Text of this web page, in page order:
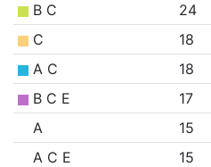
B C
24
C
18
A C
18
B C E
17
A
15
A C E
15